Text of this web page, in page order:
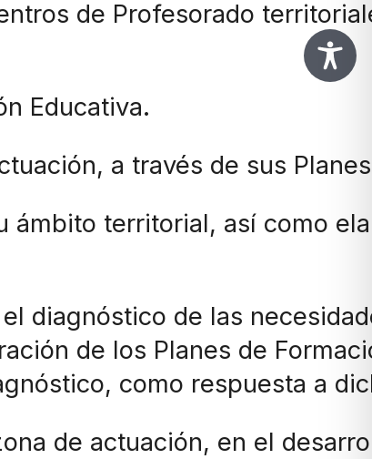
de Profesorado
Educativa.
a través de sus
ámbito territorial, así como
diagnóstico de las
de los Planes de
como respuesta a
de actuación, en el